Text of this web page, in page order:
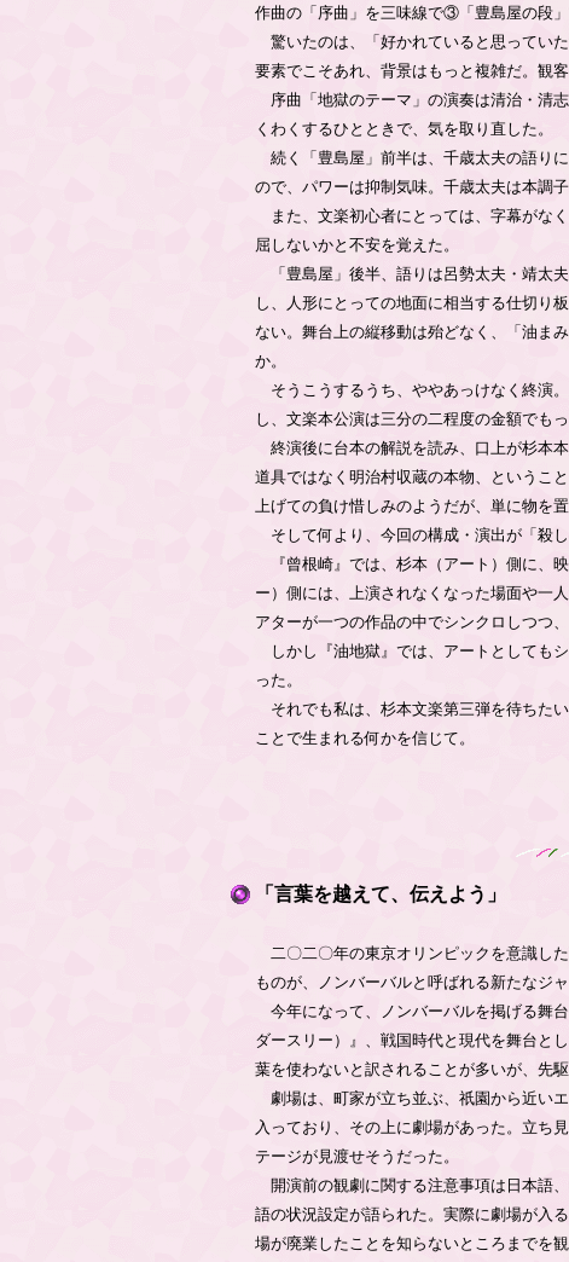
作曲の「序曲」を三味線で③「豊島屋の段
驚いたのは、「好かれていると思ってい
要素でこそあれ、背景はもっと複雑だ。観
序曲「地獄のテーマ」の演奏は清治・清
くわくするひとときで、気を取り直した。
続く「豊島屋」前半は、千歳太夫の語り
ので、パワーは抑制気味。千歳太夫は本調
また、文楽初心者にとっては、字幕がな
屈しないかと不安を覚えた。
「豊島屋」後半、語りは呂勢太夫・靖太
し、人形にとっての地面に相当する仕切り
ない。舞台上の縦移動は殆どなく、「油ま
か。
そうこうするうち、ややあっけなく終演
し、文楽本公演は三分の二程度の金額でも
終演後に台本の解説を読み、口上が杉本
道具ではなく明治村収蔵の本物、というこ
上げての負け惜しみのようだが、単に物を
そして何より、今回の構成・演出が「殺
『曾根崎』では、杉本（アート）側に、
ー）側には、上演されなくなった場面や一
アターが一つの作品の中でシンクロしつつ
しかし『油地獄』では、アートとしても
った。
それでも私は、杉本文楽第三弾を待ちた
ことで生まれる何かを信じて。
「言葉を越えて、伝えよう」
二〇二〇年の東京オリンピックを意識し
ものが、ノンバーバルと呼ばれる新たなジ
今年になって、ノンバーバルを掲げる舞
ダースリー）』、戦国時代と現代を舞台と
葉を使わないと訳されることが多いが、先
劇場は、町家が立ち並ぶ、祇園から近い
入っており、その上に劇場があった。立ち
テージが見渡せそうだった。
開演前の観劇に関する注意事項は日本語
語の状況設定が語られた。実際に劇場が入
場が廃業したことを知らないところまでを